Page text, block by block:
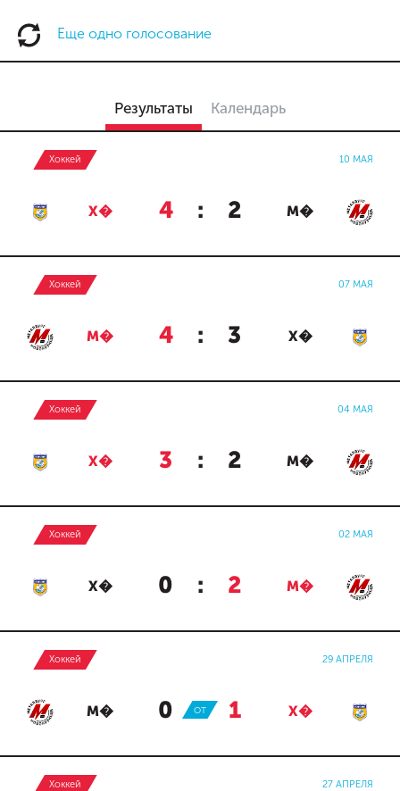
Еще одно голосование
Результаты Календарь
Хоккей 10 МАЯ
Х� 4 : 2 М�
Хоккей 07 МАЯ
М� 4 : 3 Х�
Хоккей 04 МАЯ
Х� 3 : 2 М�
Хоккей 02 МАЯ
Х� 0 : 2 М�
Хоккей 29 АПРЕЛЯ
М� 0 : 1 Х�
ОТ
Хоккей 27 АПРЕЛЯ